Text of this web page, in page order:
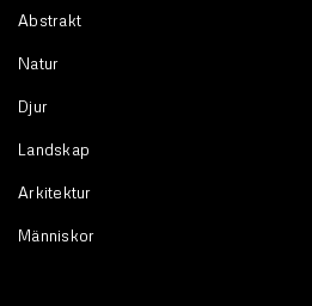
Abstrakt
Natur
Djur
Landskap
Arkitektur
Människor